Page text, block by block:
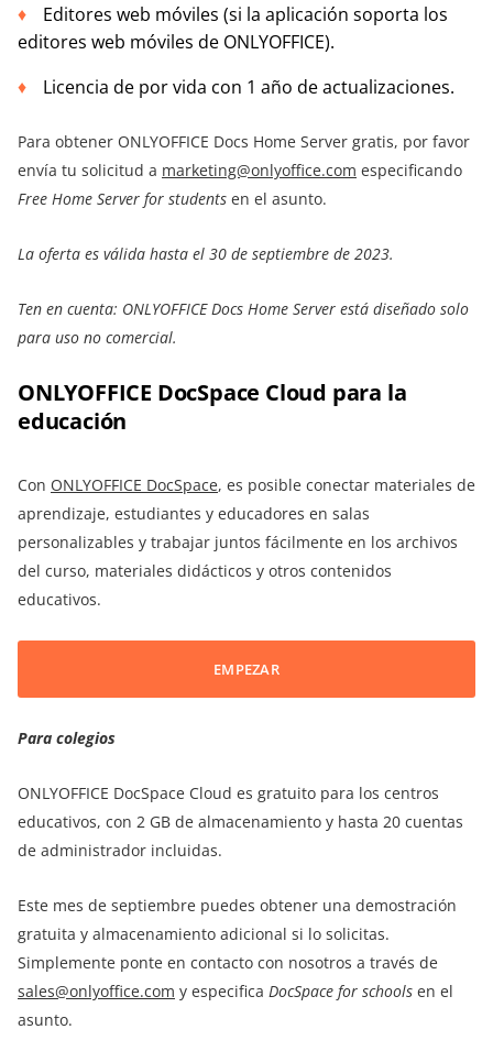
Editores web móviles (si la aplicación soporta los
editores web móviles de ONLYOFFICE).
Licencia de por vida con 1 año de actualizaciones.
Para obtener ONLYOFFICE Docs Home Server gratis, por favor
envía tu solicitud a marketing@onlyoffice.com especificando
Free Home Server for students en el asunto.
La oferta es válida hasta el 30 de septiembre de 2023.
Ten en cuenta: ONLYOFFICE Docs Home Server está diseñado solo
para uso no comercial.
ONLYOFFICE DocSpace Cloud para la
educación
Con ONLYOFFICE DocSpace, es posible conectar materiales de
aprendizaje, estudiantes y educadores en salas
personalizables y trabajar juntos fácilmente en los archivos
del curso, materiales didácticos y otros contenidos
educativos.
EMPEZAR
Para colegios
ONLYOFFICE DocSpace Cloud es gratuito para los centros
educativos, con 2 GB de almacenamiento y hasta 20 cuentas
de administrador incluidas.
Este mes de septiembre puedes obtener una demostración
gratuita y almacenamiento adicional si lo solicitas.
Simplemente ponte en contacto con nosotros a través de
sales@onlyoffice.com y especifica DocSpace for schools en el
asunto.